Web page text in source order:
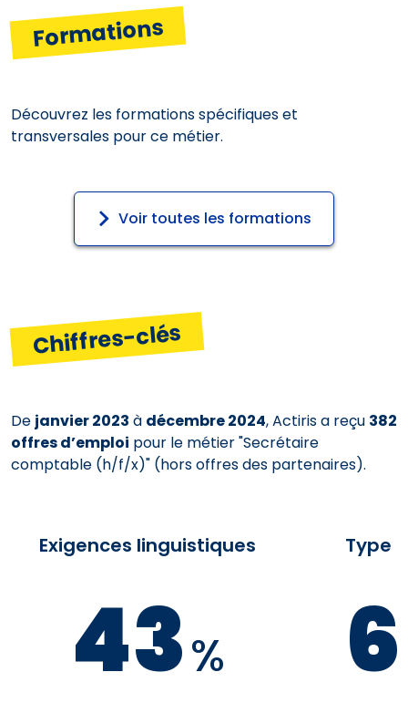
Formations
Découvrez les formations spécifiques et
transversales pour ce métier.
Voir toutes les formations
Chiffres-clés
De janvier 2023 à décembre 2024, Actiris a reçu 382
offres d’emploi pour le métier "Secrétaire
comptable (h/f/x)" (hors offres des partenaires).
Exigences linguistiques
43%
Type